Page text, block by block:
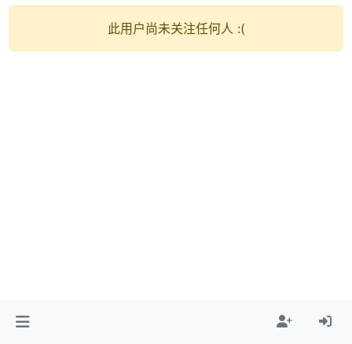
此用户尚未关注任何人 :(